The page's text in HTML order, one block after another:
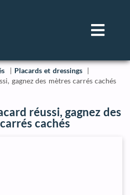
Placards et dressings
gagnez des mètres carrés cachés
réussi, gagnez des
cachés